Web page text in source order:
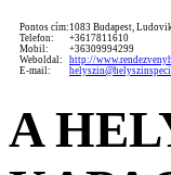
Pontos cím: 1083 Budapest,
Telefon:
+3617811610
Mobil:
+36309994299
Weboldal:
http://
E-mail:
A